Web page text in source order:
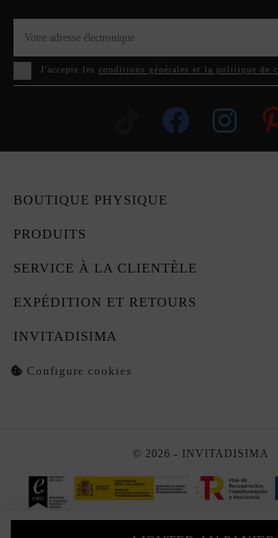
J'accepte les conditions générales et la politique de
BOUTIQUE PHYSIQUE
PRODUITS
SERVICE À LA CLIENTÈLE
EXPÉDITION ET RETOURS
INVITADISIMA
Configure cookies
© 2026 - INVITADISIMA